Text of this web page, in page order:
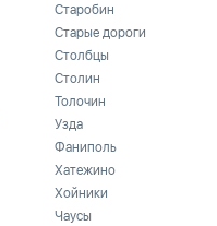
Старобин
Старые дороги
Столбцы
Столин
Толочин
Узда
Фаниполь
Хатежино
Хойники
Чаусы